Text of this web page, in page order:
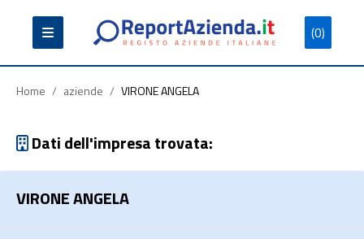
(0)
Partita
Iva
Codice
Fiscale
Ragione
Sociale
Cerca
Home / aziende / VIRONE ANGELA
Dati dell'impresa trovata:
VIRONE ANGELA